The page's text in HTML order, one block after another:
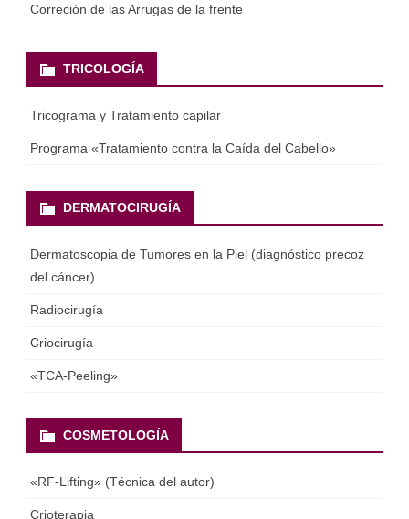
Correción de las Arrugas de la frente
TRICOLOGÍA
Tricograma y Tratamiento capilar
Programa «Tratamiento contra la Caída del Cabello»
DERMATOCIRUGÍA
Dermatoscopia de Tumores en la Piel (diagnóstico precoz
del cáncer)
Radiocirugía
Criocirugía
«ТСА-Peeling»
COSMETOLOGÍA
«RF-Lifting» (Técnica del autor)
Crioterapia